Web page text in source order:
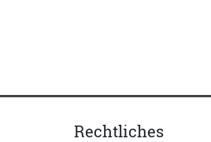
Rechtliches